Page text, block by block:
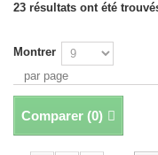
23 résultats ont été
Montrer
par page
Comparer (0)